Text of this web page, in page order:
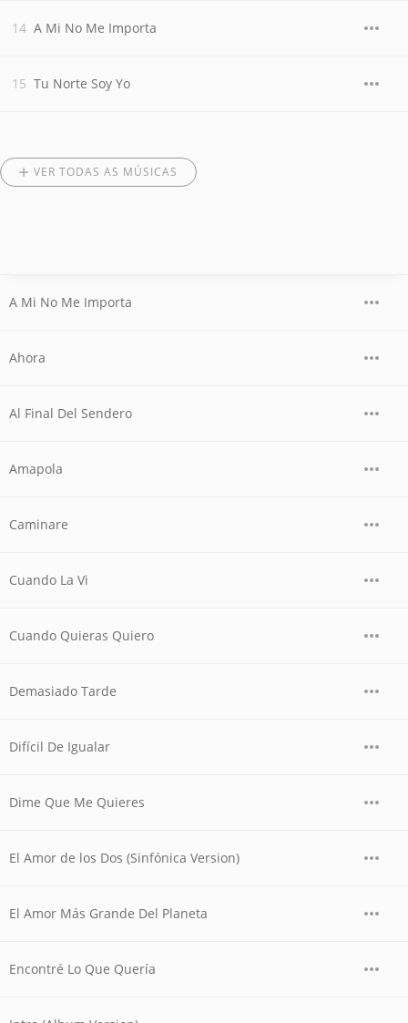
A Mi No Me Importa
Tu Norte Soy Yo
VER TODAS AS MÚSICAS
A Mi No Me Importa
Ahora
Al Final Del Sendero
Amapola
Caminare
Cuando La Vi
Cuando Quieras Quiero
Demasiado Tarde
Difícil De Igualar
Dime Que Me Quieres
El Amor de los Dos (Sinfónica Version)
El Amor Más Grande Del Planeta
Encontré Lo Que Quería